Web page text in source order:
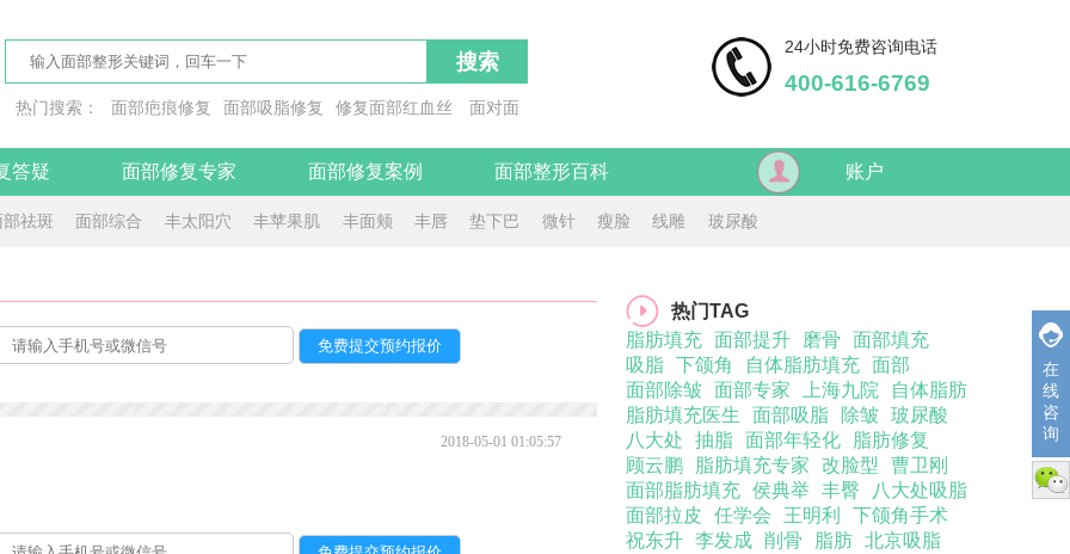
搜索
热门搜索： 面部疤痕修复 面部吸脂修复 修复面部红血丝
面对面
24小时免费咨询电话
400-616-6769
答疑 面部修复专家 面部修复案例 面部整形百科 账户
部祛斑 面部综合 丰太阳穴 丰苹果肌 丰面颊 丰唇 垫下巴 微针 瘦脸 线雕 玻尿酸
2018-05-01 01:05:57
热门TAG
脂肪填充 面部提升 磨骨
面部填充
吸脂
下颌角 自体脂肪填充 面部
面部除皱 面部专家 上海九院
自体脂肪
脂肪填充医生
面部吸脂 除皱 玻尿酸
八大处
抽脂 面部年轻化
脂肪修复
顾云鹏
脂肪填充专家 改脸型
曹卫刚
面部脂肪填充 侯典举 丰臀
八大处吸脂
面部拉皮
任学会 王明利
下颌角手术
祝东升 李发成 削骨 脂肪 北京吸脂
在
线
咨
询